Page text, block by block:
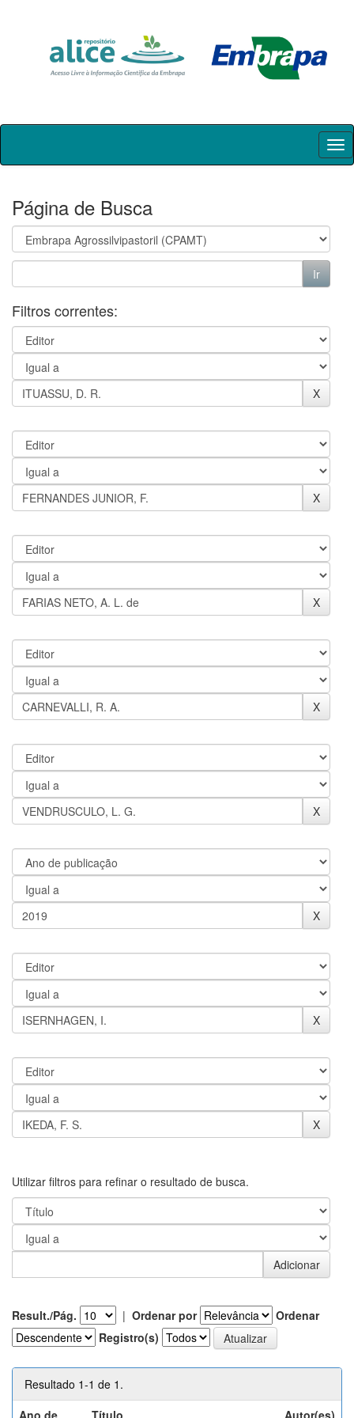
Skip
Página de Busca
Filtros correntes:
Utilizar filtros para refinar o resultado de busca.
Result./Pág. | Ordenar por
Ordenar
Registro(s)
Resultado 1-1 de 1.
Ano de
Título Autor(es)